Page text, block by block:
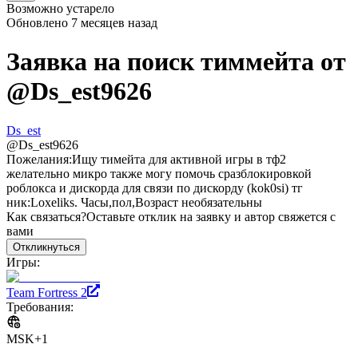
Возможно устарело
Обновлено 7 месяцев назад
Заявка на поиск тиммейта от
@Ds_est9626
Ds_est
@Ds_est9626
Пожелания:Ищу тимейта для активной игры в тф2
желательно микро также могу помочь сразблокировкой
роблокса и дискорда для связи по дискорду (kok0si) тг
ник:Loxeliks. Часы,пол,Возраст необязательны
Как связаться?Оставьте отклик на заявку и автор свяжется с
вами
Откликнуться
Игры:
Team Fortress 2
Требования:
MSK+1